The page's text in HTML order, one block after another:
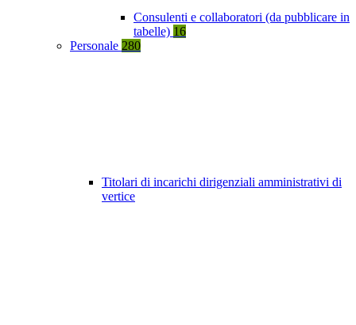
Consulenti e collaboratori (da pubblicare in
tabelle) 16
Personale 280
Titolari di incarichi dirigenziali amministrativi di
vertice